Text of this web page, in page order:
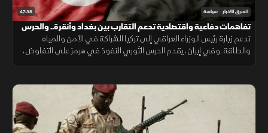
47:38 الشرق للأخبار سياسة
تفاهمات دفاعية واقتصادية تدعم التقارب بين بغداد وأنقرة.. والحرس
الثوري يتمسك بالنفوذ
تدعم زيارة رئيس الوزراء العراقي إلى تركيا الشراكة في الأمن والمياه
والطاقة. وفي إيران، يقدم الحرس الثوري النفوذ في هرمز على التفاوض،